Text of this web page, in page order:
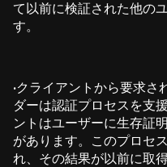
て以前に検証された他の
す。
·クライアントから要求さ
ダーは認証プロセスを支
ントはユーザーに生存証
があります。このプロセ
れ、その結果が以前に取